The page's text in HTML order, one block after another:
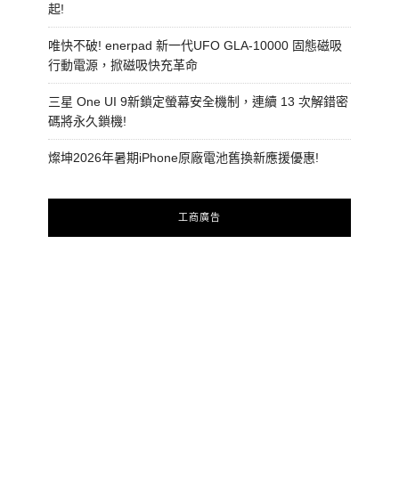
起!
唯快不破! enerpad 新一代UFO GLA-10000 固態磁吸
行動電源，掀磁吸快充革命
三星 One UI 9新鎖定螢幕安全機制，連續 13 次解錯密
碼將永久鎖機!
燦坤2026年暑期iPhone原廠電池舊換新應援優惠!
工商廣告